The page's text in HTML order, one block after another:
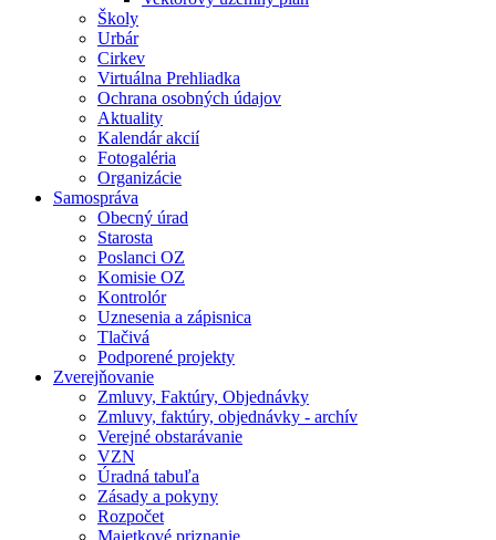
Školy
Urbár
Cirkev
Virtuálna Prehliadka
Ochrana osobných údajov
Aktuality
Kalendár akcií
Fotogaléria
Organizácie
Samospráva
Obecný úrad
Starosta
Poslanci OZ
Komisie OZ
Kontrolór
Uznesenia a zápisnica
Tlačivá
Podporené projekty
Zverejňovanie
Zmluvy, Faktúry, Objednávky
Zmluvy, faktúry, objednávky - archív
Verejné obstarávanie
VZN
Úradná tabuľa
Zásady a pokyny
Rozpočet
Majetkové priznanie